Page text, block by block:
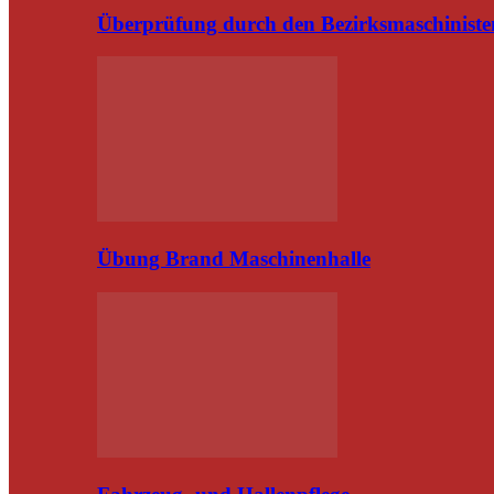
Überprüfung durch den
Übung Brand Maschinenhalle